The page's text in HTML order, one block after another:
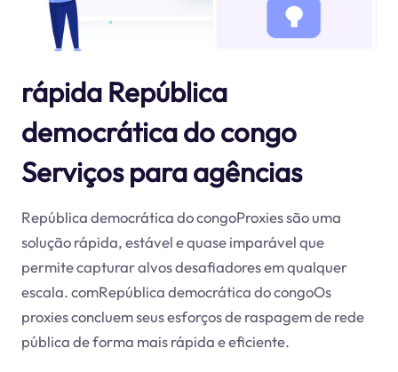
rápida República
democrática do congo
Serviços para agências
República democrática do congoProxies são uma
solução rápida, estável e quase imparável que
permite capturar alvos desafiadores em qualquer
escala. comRepública democrática do congoOs
proxies concluem seus esforços de raspagem de rede
pública de forma mais rápida e eficiente.